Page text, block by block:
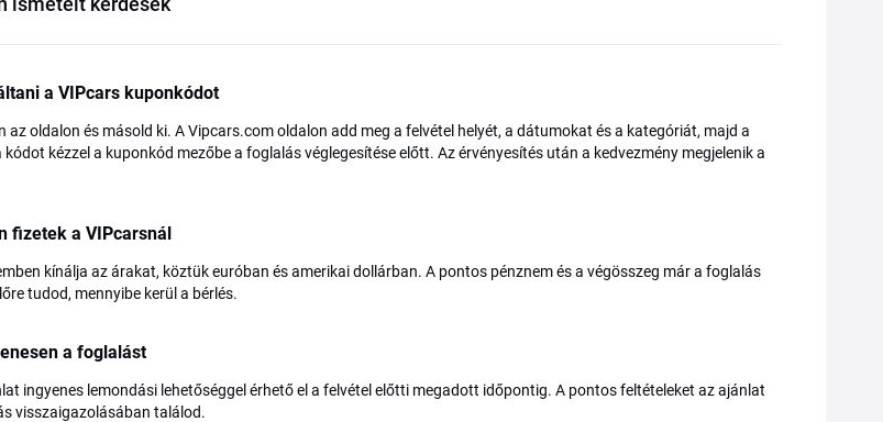
a VIPcars kuponkódot
az oldalon és másold ki. A Vipcars.com oldalon add meg a felvétel helyét, a dátumokat és a kategóriát, majd a
kézzel a kuponkód mezőbe a foglalás véglegesítése előtt. Az érvényesítés után a kedvezmény megjelenik a
fizetek a VIPcarsnál
kínálja az árakat, köztük euróban és amerikai dollárban. A pontos pénznem és a végösszeg már a foglalás
tudod, mennyibe kerül a bérlés.
a foglalást
ingyenes lemondási lehetőséggel érhető el a felvétel előtti megadott időpontig. A pontos feltételeket az ajánlat
visszaigazolásában találod.